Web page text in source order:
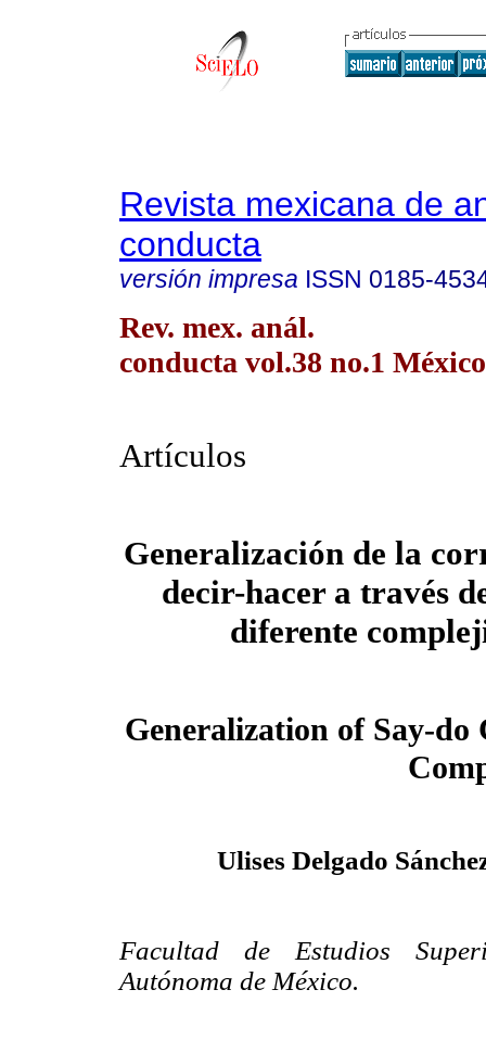
Revista mexicana de
conducta
versión impresa ISSN 0185-
Rev. mex. anál.
conducta vol.38 no.1
Artículos
Generalización de la
decir-hacer a través
diferente
Generalization of Say-do
Ulises Delgado
Facultad de Estudios
Autónoma de México.